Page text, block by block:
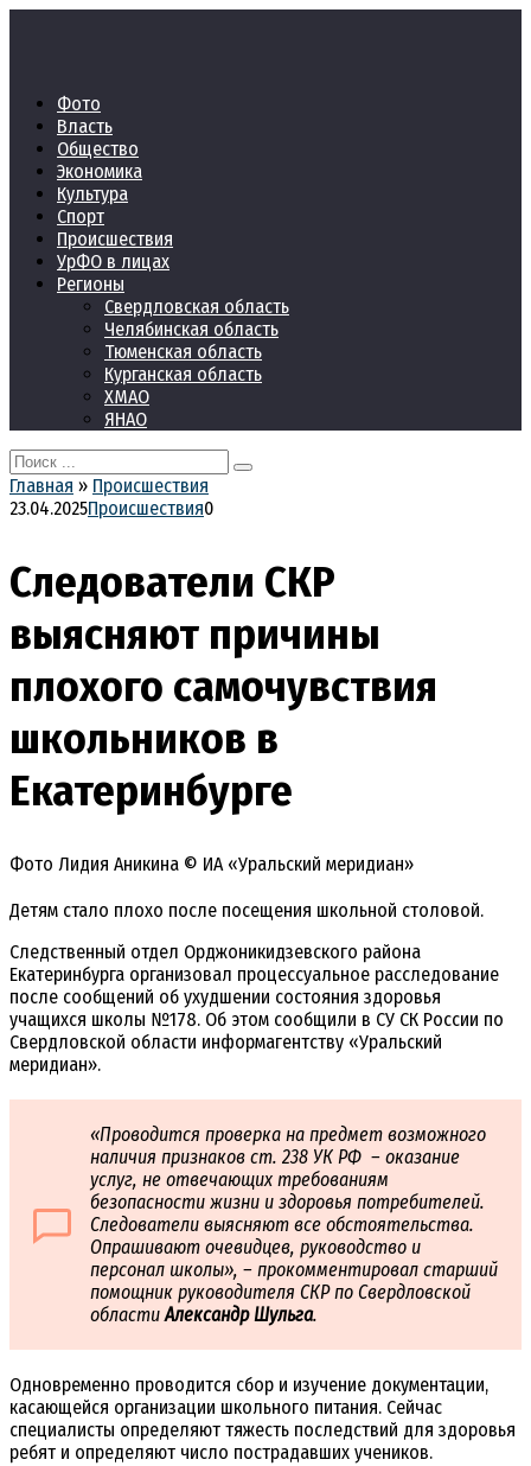
Фото
Власть
Общество
Экономика
Культура
Спорт
Происшествия
УрФО в лицах
Регионы
Свердловская область
Челябинская область
Тюменская область
Курганская область
ХМАО
ЯНАО
Search
for:
Главная » Происшествия
23.04.2025Происшествия0
Следователи СКР
выясняют причины
плохого самочувствия
школьников в
Екатеринбурге
Фото Лидия Аникина © ИА «Уральский меридиан»
Детям стало плохо после посещения школьной столовой.
Следственный отдел Орджоникидзевского района
Екатеринбурга организовал процессуальное расследование
после сообщений об ухудшении состояния здоровья
учащихся школы №178. Об этом сообщили в СУ СК России по
Свердловской области информагентству «Уральский
меридиан».
«Проводится проверка на предмет возможного
наличия признаков ст. 238 УК РФ – оказание
услуг, не отвечающих требованиям
безопасности жизни и здоровья потребителей.
Следователи выясняют все обстоятельства.
Опрашивают очевидцев, руководство и
персонал школы», – прокомментировал старший
помощник руководителя СКР по Свердловской
областиАлександр Шульга.
Одновременно проводится сбор и изучение документации,
касающейся организации школьного питания. Сейчас
специалисты определяют тяжесть последствий для здоровья
ребят и определяют число пострадавших учеников.